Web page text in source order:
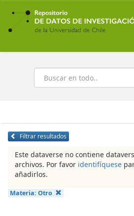
Ir
contenido
principal
Buscar
Filtrar resultados
Este dataverse no contiene
archivos. Por favor identifíquese
añadirlos.
Materia: Otro